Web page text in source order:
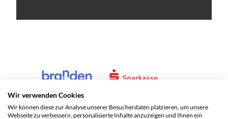
Wir verwenden Cookies
Wir können diese zur Analyse unserer Besucherdaten platzieren, um unsere
Webseite zu verbessern, personalisierte Inhalte anzuzeigen und Ihnen ein